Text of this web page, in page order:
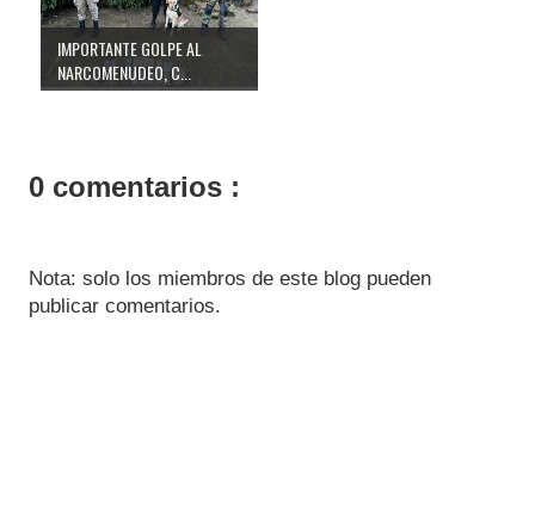
IMPORTANTE GOLPE AL
NARCOMENUDEO, C...
0 comentarios :
Nota: solo los miembros de este blog pueden
publicar comentarios.